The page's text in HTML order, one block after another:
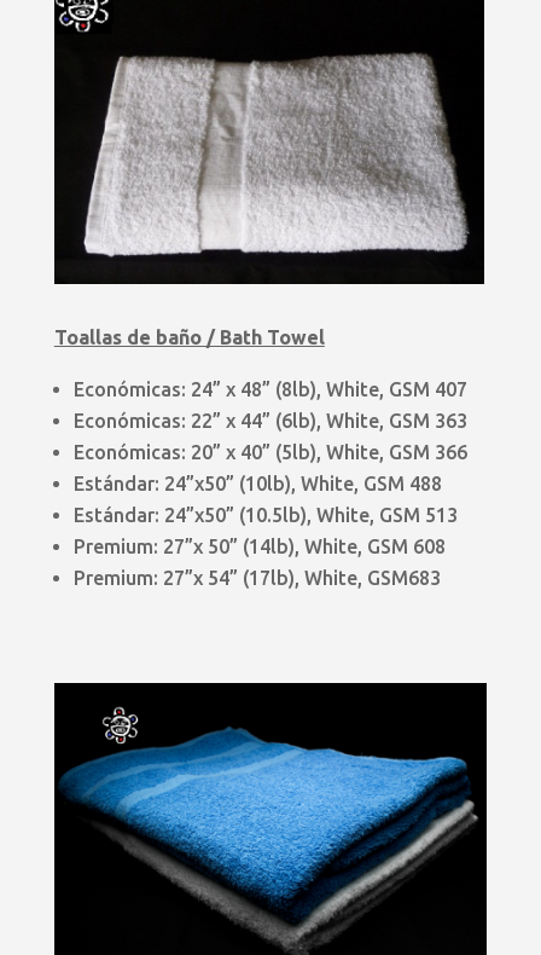
Toallas de baño / Bath Towel
Económicas: 24” x 48” (8lb), White, GSM 407
Económicas: 22” x 44” (6lb), White, GSM 363
Económicas: 20” x 40” (5lb), White, GSM 366
Estándar: 24”x50” (10lb), White, GSM 488
Estándar: 24”x50” (10.5lb), White, GSM 513
Premium: 27”x 50” (14lb), White, GSM 608
Premium: 27”x 54” (17lb), White, GSM683